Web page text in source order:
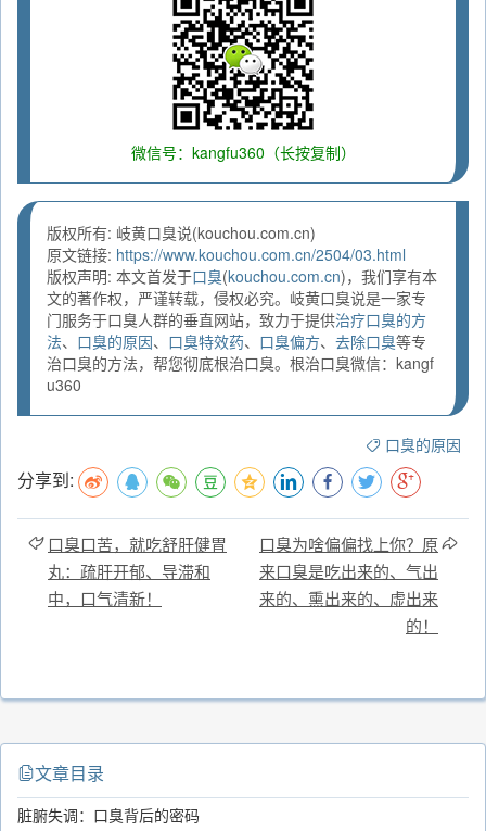
微信号：kangfu360（长按复制）
版权所有: 岐黄口臭说(kouchou.com.cn)
原文链接: https://www.kouchou.com.cn/2504/03.html
版权声明: 本文首发于口臭(kouchou.com.cn)，我们享有本
文的著作权，严谨转载，侵权必究。岐黄口臭说是一家专
门服务于口臭人群的垂直网站，致力于提供治疗口臭的方
法、 口臭的原因、 口臭特效药、 口臭偏方、 去除口臭等专
治口臭的方法，帮您彻底根治口臭。根治口臭微信：kangf
u360
口臭的原因
分享到:
口臭口苦，就吃舒肝健胃
丸：疏肝开郁、导滞和
中，口气清新！
口臭为啥偏偏找上你？原
来口臭是吃出来的、气出
来的、熏出来的、虚出来
的！
文章目录
脏腑失调：口臭背后的密码